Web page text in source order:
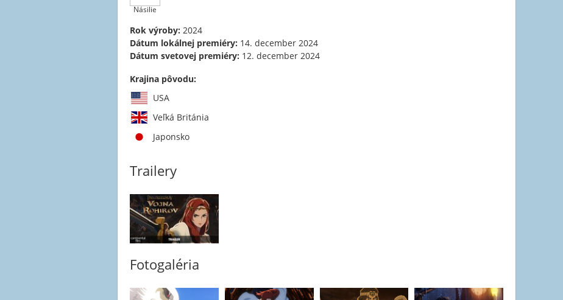
Násilie
Rok výroby: 2024
Dátum lokálnej premiéry: 14. december 2024
Dátum svetovej premiéry: 12. december 2024
Krajina pôvodu:
USA
Veľká Británia
Japonsko
Trailery
Fotogaléria